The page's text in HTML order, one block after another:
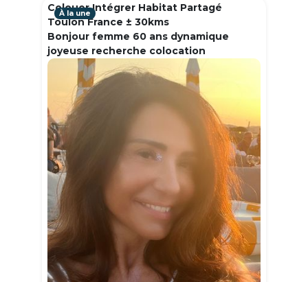
Colouer Intégrer Habitat Partagé
Toulon France ± 30kms
Bonjour femme 60 ans dynamique
joyeuse recherche colocation
À la une